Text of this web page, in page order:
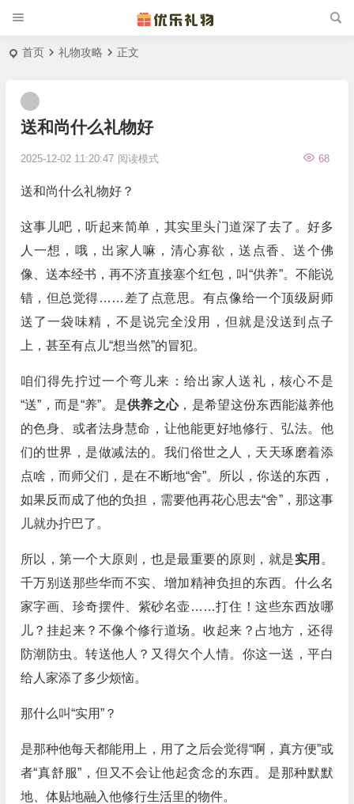
首页 礼物攻略 正文
送和尚什么礼物好
2025-12-02 11:20:47 68
阅读模式
送和尚什么礼物好？
这事儿吧，听起来简单，其实里头门道深了去了。好多
人一想，哦，出家人嘛，清心寡欲，送点香、送个佛
像、送本经书，再不济直接塞个红包，叫“供养”。不能说
错，但总觉得……差了点意思。有点像给一个顶级厨师
送了一袋味精，不是说完全没用，但就是没送到点子
上，甚至有点儿“想当然”的冒犯。
咱们得先拧过一个弯儿来：给出家人送礼，核心不是
“送”，而是“养”。是供养之心，是希望这份东西能滋养他
的色身、或者法身慧命，让他能更好地修行、弘法。他
们的世界，是做减法的。我们俗世之人，天天琢磨着添
点啥，而师父们，是在不断地“舍”。所以，你送的东西，
如果反而成了他的负担，需要他再花心思去“舍”，那这事
儿就办拧巴了。
所以，第一个大原则，也是最重要的原则，就是实用 。
千万别送那些华而不实、增加精神负担的东西。什么名
家字画、珍奇摆件、紫砂名壶……打住！这些东西放哪
儿？挂起来？不像个修行道场。收起来？占地方，还得
防潮防虫。转送他人？又得欠个人情。你这一送，平白
给人家添了多少烦恼。
那什么叫“实用”？
是那种他每天都能用上，用了之后会觉得“啊，真方便”或
者“真舒服”，但又不会让他起贪念的东西。是那种默默
地、体贴地融入他修行生活里的物件。